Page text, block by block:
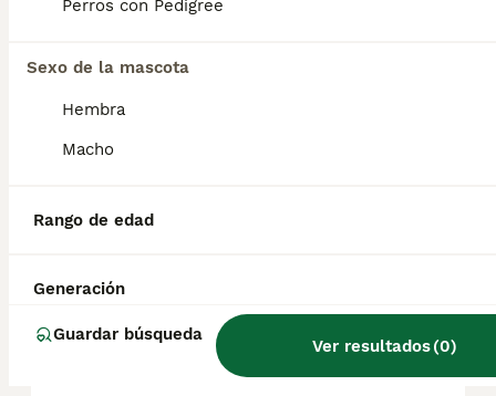
Perros con Pedigree
Sexo de la mascota
Hembra
Macho
Rango de edad
Generación
Guardar búsqueda
Ver resultados(0)
¿Cómo es el carácter del
¿Cuántos años viven los
¿Cómo es la personalidad de
un collie?